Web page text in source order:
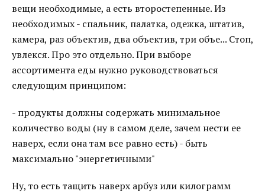
вещи необходимые, а есть второстепенные. Из
необходимых - спальник, палатка, одежка, штатив,
камера, раз объектив, два объектив, три объе... Стоп,
увлекся. Про это отдельно. При выборе
ассортимента еды нужно руководствоваться
следующим принципом:
- продукты должны содержать минимальное
количество воды (ну в самом деле, зачем нести ее
наверх, если она там все равно есть) - быть
максимально "энергетичными"
Ну, то есть тащить наверх арбуз или килограмм